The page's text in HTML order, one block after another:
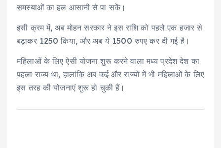
समस्याओं का हल आसानी से पा सकें।
इसी क्रम में, अब मोहन सरकार ने इस राशि को पहले एक हजार से
बढ़ाकर 1250 किया, और अब ये 1500 रुपए कर दी गई है।
महिलाओं के लिए ऐसी योजना शुरू करने वाला मध्य प्रदेश देश का
पहला राज्य था, हालांकि अब कई और राज्यों में भी महिलाओं के लिए
इस तरह की योजनाएं शुरू हो चुकी हैं।